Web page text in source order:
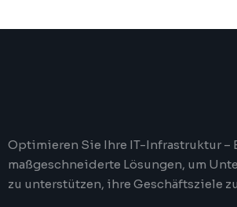
Optimieren Sie Ihre IT-Infrastruktur –
maßgeschneiderte Lösungen, um
zu unterstützen, ihre Geschäftsziele